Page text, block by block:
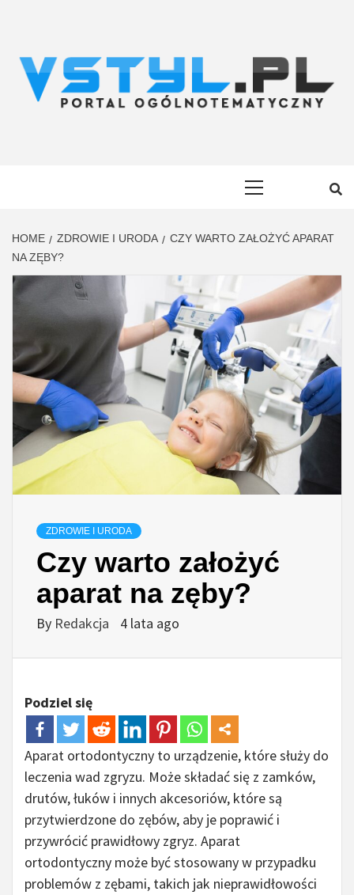
HOME ZDROWIE I URODA
CZY WARTO ZAŁOŻYĆ APARAT
NA ZĘBY?
ZDROWIE I URODA
Czy warto założyć
aparat na zęby?
By Redakcja 4 lata ago
Podziel się
Aparat ortodontyczny to urządzenie, które służy do
leczenia wad zgryzu. Może składać się z zamków,
drutów, łuków i innych akcesoriów, które są
przytwierdzone do zębów, aby je poprawić i
przywrócić prawidłowy zgryz. Aparat
ortodontyczny może być stosowany w przypadku
problemów z zębami, takich jak nieprawidłowości